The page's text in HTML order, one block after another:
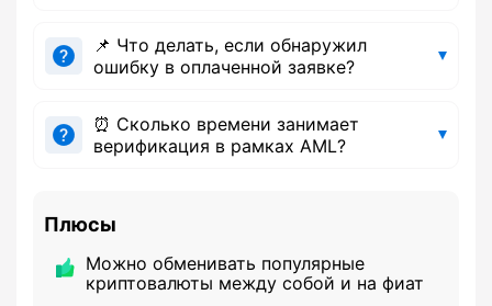
📌 Что делать, если обнаружил
ошибку в оплаченной заявке?
⏰ Сколько времени занимает
верификация в рамках AML?
Плюсы
Можно обменивать популярные
криптовалюты между собой и на фиат